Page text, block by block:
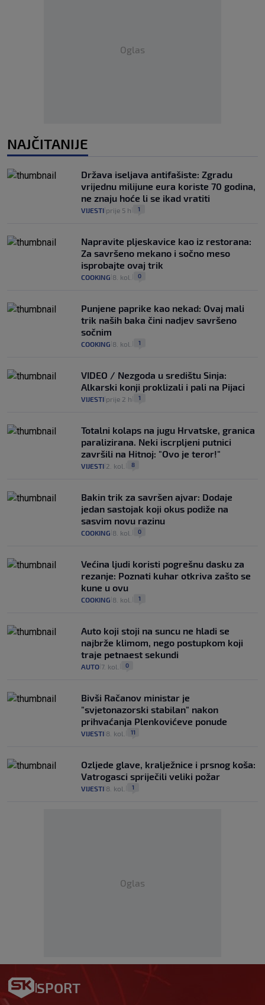
Oglas
NAJČITANIJE
Država iseljava antifašiste: Zgradu
vrijednu milijune eura koriste 70 godina,
ne znaju hoće li se ikad vratiti
VIJESTI prije 5 h 1
Napravite pljeskavice kao iz restorana:
Za savršeno mekano i sočno meso
isprobajte ovaj trik
COOKING 8. kol. 0
Punjene paprike kao nekad: Ovaj mali
trik naših baka čini nadjev savršeno
sočnim
COOKING 8. kol. 1
VIDEO / Nezgoda u središtu Sinja:
Alkarski konji proklizali i pali na Pijaci
VIJESTI prije 2 h 1
Totalni kolaps na jugu Hrvatske, granica
paralizirana. Neki iscrpljeni putnici
završili na Hitnoj: "Ovo je teror!"
VIJESTI 2. kol. 8
Bakin trik za savršen ajvar: Dodaje
jedan sastojak koji okus podiže na
sasvim novu razinu
COOKING 8. kol. 0
Većina ljudi koristi pogrešnu dasku za
rezanje: Poznati kuhar otkriva zašto se
kune u ovu
COOKING 8. kol. 1
Auto koji stoji na suncu ne hladi se
najbrže klimom, nego postupkom koji
traje petnaest sekundi
AUTO 7. kol. 0
Bivši Račanov ministar je
"svjetonazorski stabilan" nakon
prihvaćanja Plenkovićeve ponude
VIJESTI 8. kol. 11
Ozljede glave, kralježnice i prsnog koša:
Vatrogasci spriječili veliki požar
VIJESTI 8. kol. 1
Oglas
SPORT